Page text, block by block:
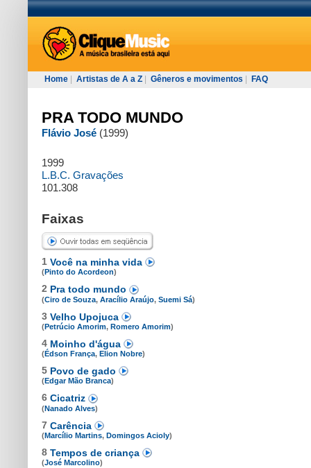
Home Artistas de A a Z Gêneros e movimentos FAQ
PRA TODO MUNDO
Flávio José (1999)
1999
L.B.C. Gravações
101.308
Faixas
1 Você na minha vida
(Pinto do Acordeon)
2 Pra todo mundo
(Ciro de Souza, Aracílio Araújo, Suemi Sá)
3 Velho Upojuca
(Petrúcio Amorim, Romero Amorim)
4 Moinho d'água
(Édson França, Elion Nobre)
5 Povo de gado
(Edgar Mão Branca)
6 Cicatriz
(Nanado Alves)
7 Carência
(Marcílio Martins, Domingos Acioly)
8 Tempos de criança
(José Marcolino)